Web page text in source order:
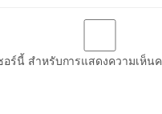
ร์นี้ สำหรับการแสดงความเห็น